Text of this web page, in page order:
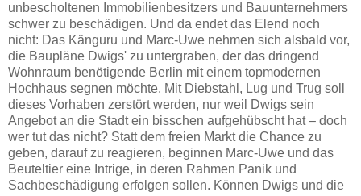
unbescholtenen Immobilienbesitzers und Bauunternehmers
schwer zu beschädigen. Und da endet das Elend noch
nicht: Das Känguru und Marc-Uwe nehmen sich alsbald vor,
die Baupläne Dwigs' zu untergraben, der das dringend
Wohnraum benötigende Berlin mit einem topmodernen
Hochhaus segnen möchte. Mit Diebstahl, Lug und Trug soll
dieses Vorhaben zerstört werden, nur weil Dwigs sein
Angebot an die Stadt ein bisschen aufgehübscht hat – doch
wer tut das nicht? Statt dem freien Markt die Chance zu
geben, darauf zu reagieren, beginnen Marc-Uwe und das
Beuteltier eine Intrige, in deren Rahmen Panik und
Sachbeschädigung erfolgen sollen. Können Dwigs und die